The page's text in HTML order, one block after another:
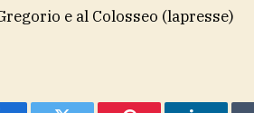
e al Colosseo (lapresse)